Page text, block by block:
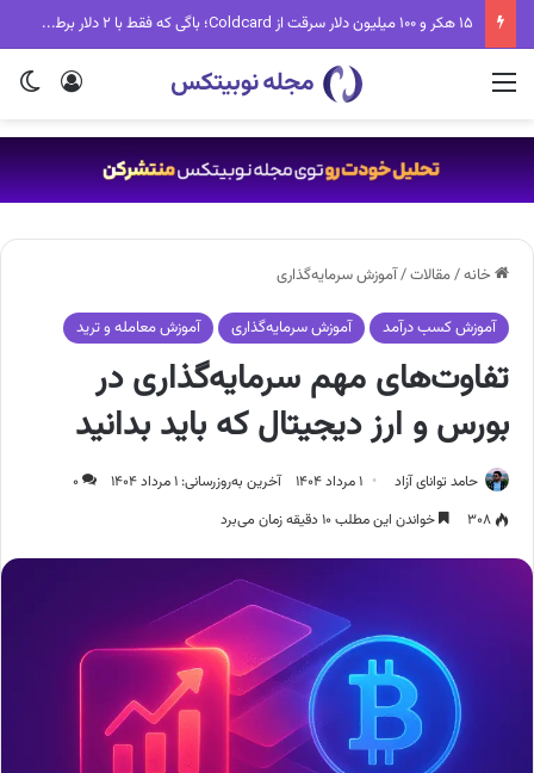
تب جدید دنیای کریپتو؛ Fake World Assets چیست و چرا همه درباره آن حرف می‌زنند؟
ورود منو
خانه/مقالات/آموزش سرمایه‌گذاری
آموزش کسب درآمد آموزش سرمایه‌گذاری آموزش معامله و ترید
تفاوت‌های مهم سرمایه‌گذاری در
بورس و ارز دیجیتال که باید بدانید
حامد توانای آزاد ۱ مرداد ۱۴۰۴ آخرین به‌روزرسانی: ۱ مرداد ۱۴۰۴
۰
۳۰۸
خواندن این مطلب ۱۰ دقیقه زمان می‌برد